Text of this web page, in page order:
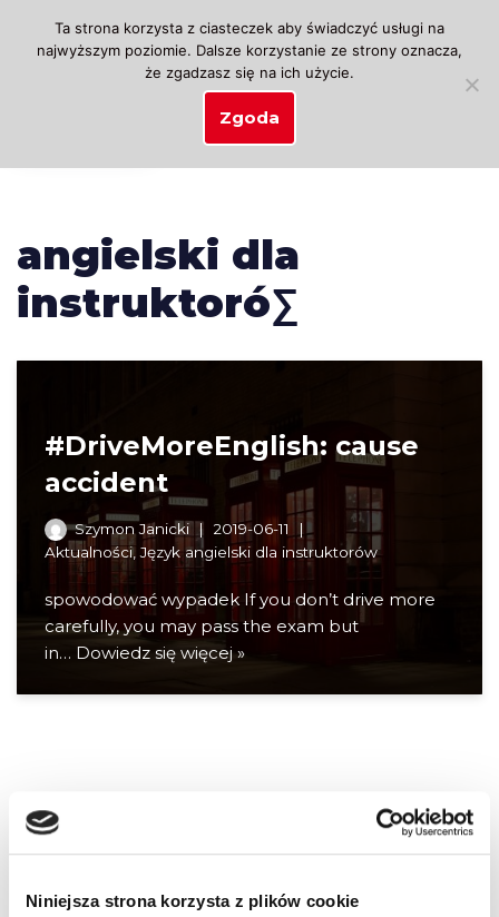
Niniejsza strona korzysta z plików cookie
Przejdź
angielski dla
instruktoró∑
#DriveMoreEnglish: cause
accident
Szymon Janicki
2019-06-11
Aktualności,Język angielski dla instruktorów
spowodować wypadek If you don’t drive more
carefully, you may pass the exam but
in… Dowiedz się więcej »
Ta strona korzysta z ciasteczek aby świadczyć usługi na
najwyższym poziomie. Dalsze korzystanie ze strony oznacza,
że zgadzasz się na ich użycie.
Zgoda